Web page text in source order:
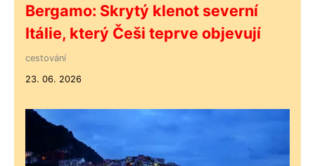
Bergamo: Skrytý klenot severní
Itálie, který Češi teprve objevují
cestování
23. 06. 2026